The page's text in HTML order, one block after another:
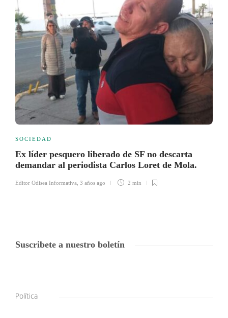
SOCIEDAD
Ex líder pesquero liberado de SF no descarta
demandar al periodista Carlos Loret de Mola.
Editor Odisea Informativa, 3 años ago 2 min
Suscribete a nuestro boletín
Política